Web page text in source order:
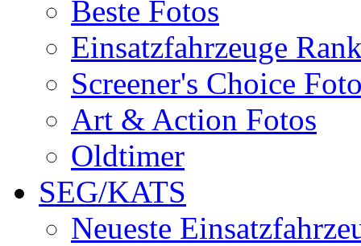
Beste Fotos
Einsatzfahrzeuge
Screener's Choice
Art & Action Fotos
Oldtimer
SEG/KATS
Neueste